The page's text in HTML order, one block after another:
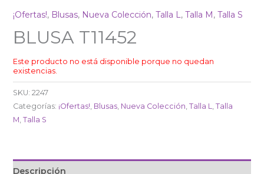
¡Ofertas!, Blusas, Nueva Colección, Talla L, Talla M, Talla S
BLUSA T11452
Este producto no está disponible porque no quedan
existencias.
SKU: 2247
Categorías: ¡Ofertas!, Blusas, Nueva Colección, Talla L, Talla
M, Talla S
Descripción